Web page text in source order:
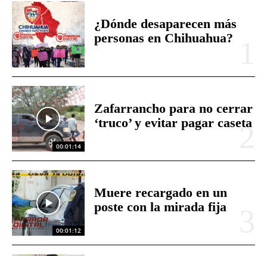
¿Dónde desaparecen más
personas en Chihuahua?
00:01:14
Zafarrancho para no cerrar
‘truco’ y evitar pagar caseta
00:01:12
Muere recargado en un
poste con la mirada fija